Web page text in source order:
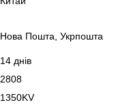
Нова Пошта, Укрпошта
14 днів
2808
1350KV